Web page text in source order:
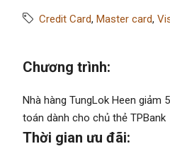
Credit Card, Master card,
Chương trình:
Nhà hàng TungLok Heen giảm
toán dành cho chủ thẻ TPBank
Thời gian ưu đãi: